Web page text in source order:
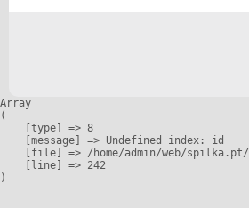
Array
(
    [type] => 8
    [message] => Undefined index: id
[file] => /home/admin/web/
    [line] => 242